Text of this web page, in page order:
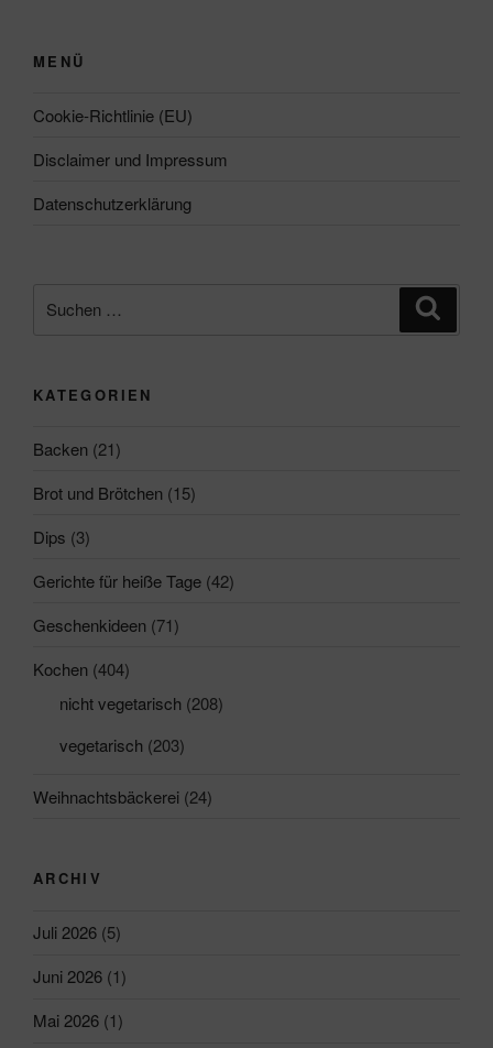
MENÜ
Cookie-Richtlinie (EU)
Disclaimer und Impressum
Datenschutzerklärung
nach:
KATEGORIEN
Backen (21)
Brot und Brötchen (15)
Dips (3)
Gerichte für heiße Tage (42)
Geschenkideen (71)
Kochen (404)
nicht vegetarisch (208)
vegetarisch (203)
Weihnachtsbäckerei (24)
ARCHIV
Juli 2026 (5)
Juni 2026 (1)
Mai 2026 (1)